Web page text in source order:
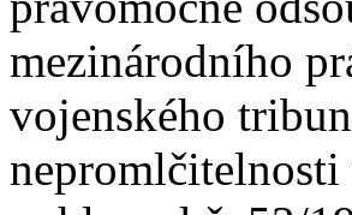
mezinárodního
vojenského